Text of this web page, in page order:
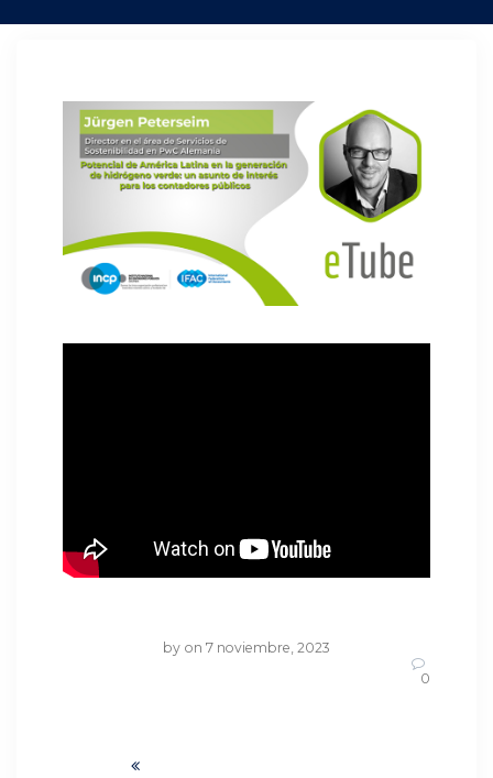
by on 7 noviembre, 2023
0
Navegación